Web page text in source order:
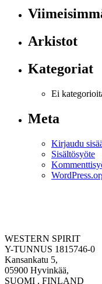
Arkistot
Kategoriat
Ei
Meta
Kirjaudu
Sisältösyöte
WESTERN SPIRIT
Y-TUNNUS 1815746-0
Kansankatu 5,
05900 Hyvinkää,
SUOMI , FINLAND